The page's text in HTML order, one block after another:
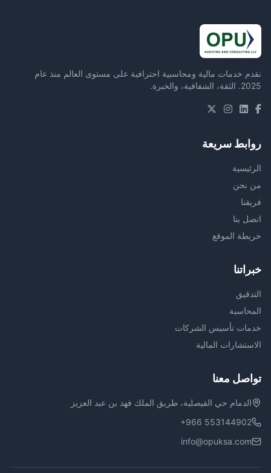
نقدم خدمات مالية ومحاسبية احترافية على مستوى العالم منذ عام
2025. الثقة، الشفافية، والخبرة.
روابط سريعة
الرئيسية
من نحن
فريقنا
اتصل بنا
خريطة الموقع
خبراتنا
التدقيق
المحاسبة
خدمات تأسيس الشركات
الاستشارات المالية
تواصل معنا
الدمام حي الفيصلية، طريق الملك فهد بن عبد العزيز
+966 553144902
info@opuksa.com